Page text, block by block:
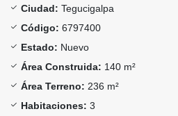
Ciudad: Tegucigalpa
Código: 6797400
Estado: Nuevo
Área Construida: 140 m²
Área Terreno: 236 m²
Habitaciones: 3